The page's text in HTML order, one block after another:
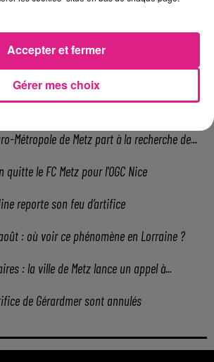
pas comme les autres au Parc animalier de...
de lunette gratuite pour voir l’éclipse
Métropole de Metz part à la recherche de...
le FC Metz pour l'OGC Nice
reporte son feu d’artifice
: où voir ce phénomène en Lorraine ?
: la ville de Metz lance un appel à...
de Gérardmer sont annulés
Gérer mes choix
Accepter et fermer